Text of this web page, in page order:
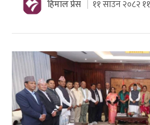
हिमाल प्रेस ११ साउन २०८२